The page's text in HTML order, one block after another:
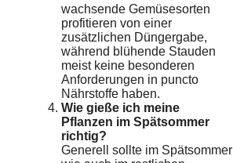
wachsende Gemüsesorten
profitieren von einer
zusätzlichen Düngergabe,
während blühende Stauden
meist keine besonderen
Anforderungen in puncto
Nährstoffe haben.
Wie gieße ich meine
Pflanzen im Spätsommer
richtig?
Generell sollte im Spätsommer